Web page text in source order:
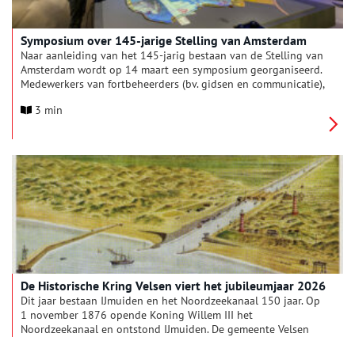
Symposium over 145-jarige Stelling van Amsterdam
Naar aanleiding van het 145-jarig bestaan van de Stelling van
Amsterdam wordt op 14 maart een symposium georganiseerd.
Medewerkers van fortbeheerders (bv. gidsen en communicatie),
geïnteresseerden zijn van harte welkom.
3 min
De Historische Kring Velsen viert het jubileumjaar 2026
Dit jaar bestaan IJmuiden en het Noordzeekanaal 150 jaar. Op
1 november 1876 opende Koning Willem III het
Noordzeekanaal en ontstond IJmuiden. De gemeente Velsen